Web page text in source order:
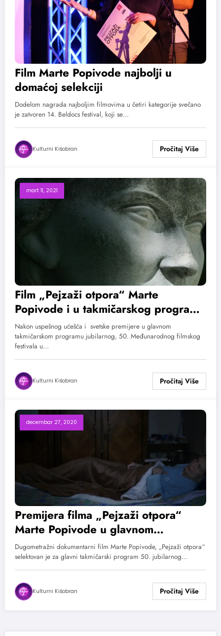
Film Marte Popivode najbolji u
domaćoj selekciji
Dodelom nagrada najboljim filmovima u četiri kategorije svečano
je zatvoren 14. Beldocs festival, koji se…
Kulturni Kišobran
mart 11, 2021
Film „Pejzaži otpora“ Marte
Popivode i u takmičarskog programa
43. Međunarodnog festivala
dokumentarnog filma Cinema du
Reel u Parizu
Nakon uspešnog ućešća i svetske premijere u glavnom
takmičarskom programu jubilarnog, 50. Međunarodnog filmskog
festivala u…
Kulturni Kišobran
decembar 27, 2020
Premijera filma „Pejzaži otpora“
Marte Popivode u glavnom
programu festivala u Roterdamu
Dugometražni dokumentarni film Marte Popivode, „Pejzaži otpora“
selektovan je za glavni takmičarski program 50. jubilarnog…
Kulturni Kišobran